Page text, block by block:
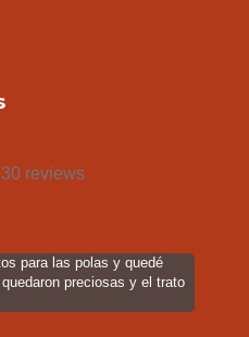
reviews
para las polas y quedé
preciosas y el trato